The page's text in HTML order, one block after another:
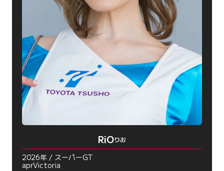
RiOりお
2026年 / スーパーGT
aprVictoria